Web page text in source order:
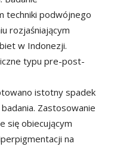
techniki podwójnego
rozjaśniającym
w Indonezji.
typu pre-post-
istotny spadek
Zastosowanie
się obiecującym
na